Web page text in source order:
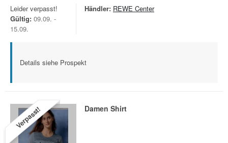
Leider verpasst!
Gültig: 09.09. -
15.09.
Händler: REWE Center
Details siehe Prospekt
Verpasst! Damen Shirt